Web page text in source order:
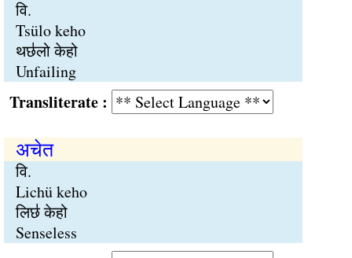
वि.
Tsülo keho
थछ॑लो केहो
Unfailing
:
अचेत
वि.
Lichü keho
लिछ॑ केहो
Senseless